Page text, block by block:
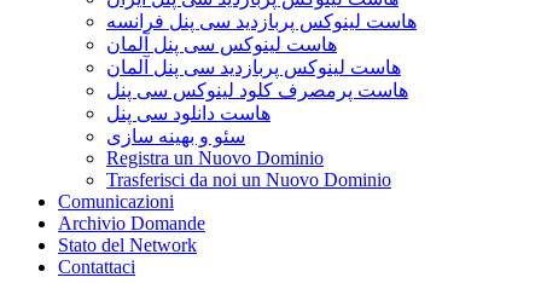
هاست لینوکس پربازدید سی پنل فرانسه
هاست لینوکس سی پنل آلمان
هاست لینوکس پربازدید سی پنل آلمان
هاست پرمصرف کلود لینوکس سی پنل
هاست دانلود سی پنل
سئو و بهینه سازی
Registra un Nuovo Dominio
Trasferisci da noi un Nuovo Dominio
Comunicazioni
Archivio Domande
Stato del Network
Contattaci